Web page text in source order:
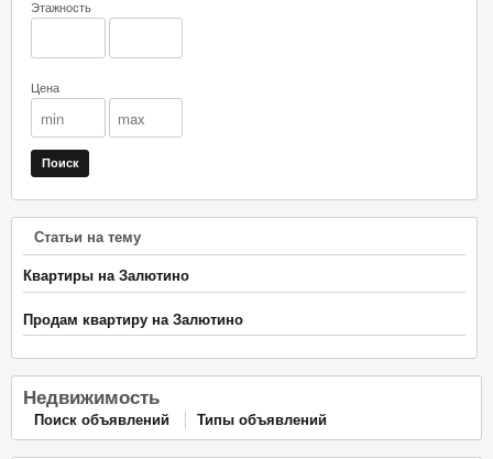
Этажность
Цена
Поиск
Статьи на тему
Квартиры на Залютино
Продам квартиру на Залютино
Недвижимость
Поиск объявлений Типы объявлений